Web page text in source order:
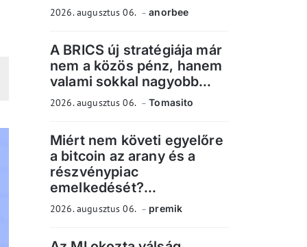
2026. augusztus 06. anorbee
A BRICS új stratégiája már
nem a közös pénz, hanem
valami sokkal nagyobb...
2026. augusztus 06. Tomasito
Miért nem követi egyelőre
a bitcoin az arany és a
részvénypiac
emelkedését?...
2026. augusztus 06. premik